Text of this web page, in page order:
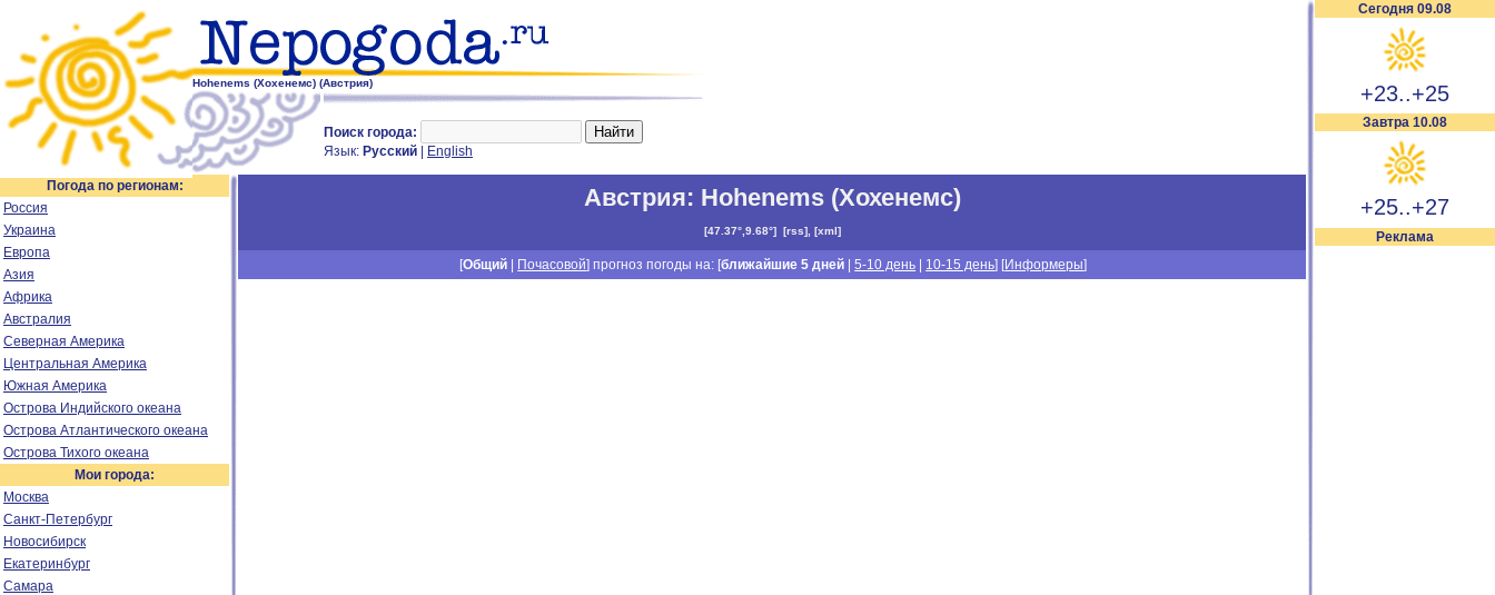
Hohenems (Хохенемс) (Австрия)
Поиск города:
Язык: Русский English
Сегодня 09.08
+23..+25
Завтра 10.08
+25..+27
Реклама
Погода по регионам:
Россия
Украина
Европа
Азия
Африка
Австралия
Северная Америка
Центральная Америка
Южная Америка
Острова Индийского океана
Острова Атлантического океана
Острова Тихого океана
Мои города:
Москва
Санкт-Петербург
Новосибирск
Екатеринбург
Самара
Австрия: Hohenems (Хохенемс)
[47.37°,9.68°] [rss], [xml]
[Общий Почасовой] прогноз погоды на: [ближайшие 5 дней |5-10 день 10-15 день] [Информеры]